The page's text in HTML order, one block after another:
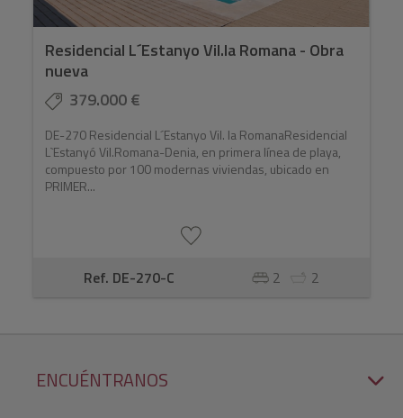
Residencial L´Estanyo Vil.la Romana - Obra
nueva
379.000 €
DE-270 Residencial L´Estanyo Vil. la RomanaResidencial
L`Estanyó Vil.Romana-Denia, en primera línea de playa,
compuesto por 100 modernas viviendas, ubicado en
PRIMER...
Ref. DE-270-C 2 2
ENCUÉNTRANOS